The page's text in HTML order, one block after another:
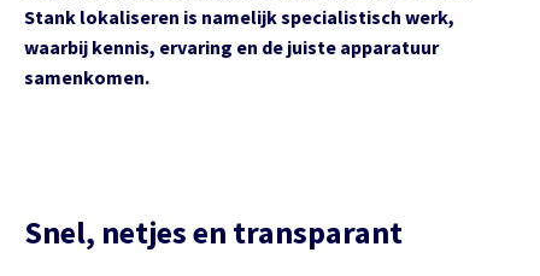
Stank lokaliseren is namelijk specialistisch werk,
waarbij kennis, ervaring en de juiste apparatuur
samenkomen.
Snel, netjes en transparant